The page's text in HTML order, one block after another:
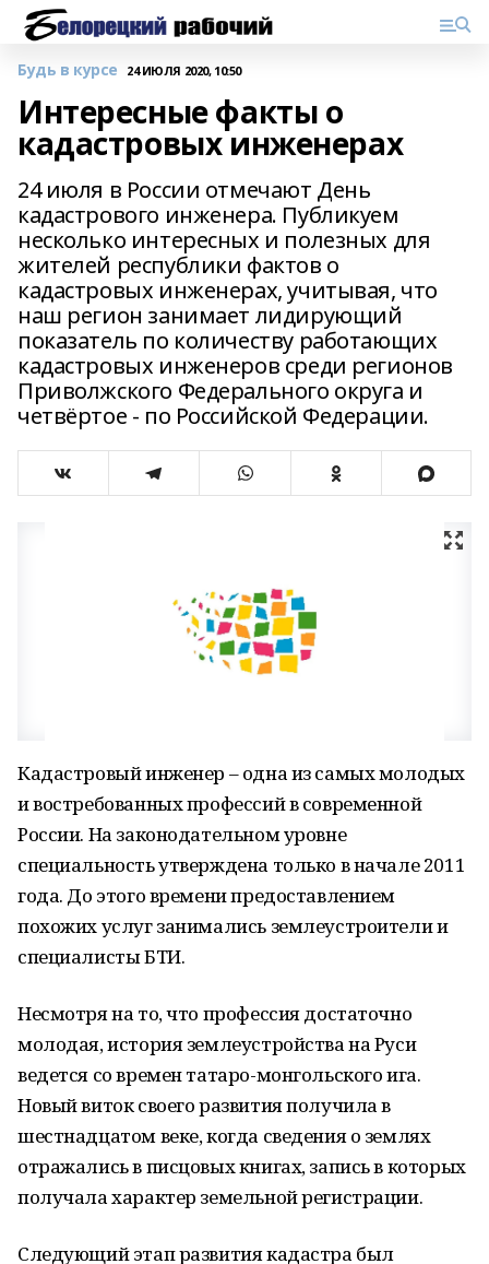
Будь в курсе 24 ИЮЛЯ 2020, 10:50
Интересные факты о
кадастровых инженерах
24 июля в России отмечают День
кадастрового инженера. Публикуем
несколько интересных и полезных для
жителей республики фактов о
кадастровых инженерах, учитывая, что
наш регион занимает лидирующий
показатель по количеству работающих
кадастровых инженеров среди регионов
Приволжского Федерального округа и
четвёртое - по Российской Федерации.
Кадастровый инженер – одна из самых молодых
и востребованных профессий в современной
России. На законодательном уровне
специальность утверждена только в начале 2011
года. До этого времени предоставлением
похожих услуг занимались землеустроители и
специалисты БТИ.
Несмотря на то, что профессия достаточно
молодая, история землеустройства на Руси
ведется со времен татаро-монгольского ига.
Новый виток своего развития получила в
шестнадцатом веке, когда сведения о землях
отражались в писцовых книгах, запись в которых
получала характер земельной регистрации.
Следующий этап развития кадастра был